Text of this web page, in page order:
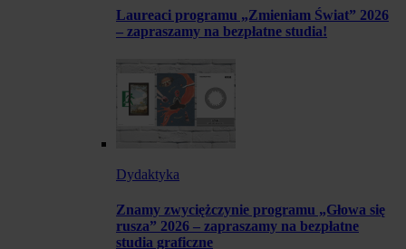
Laureaci programu „Zmieniam Świat” 2026
– zapraszamy na bezpłatne studia!
Dydaktyka
Znamy zwyciężczynie programu „Głowa się
rusza” 2026 – zapraszamy na bezpłatne
studia graficzne